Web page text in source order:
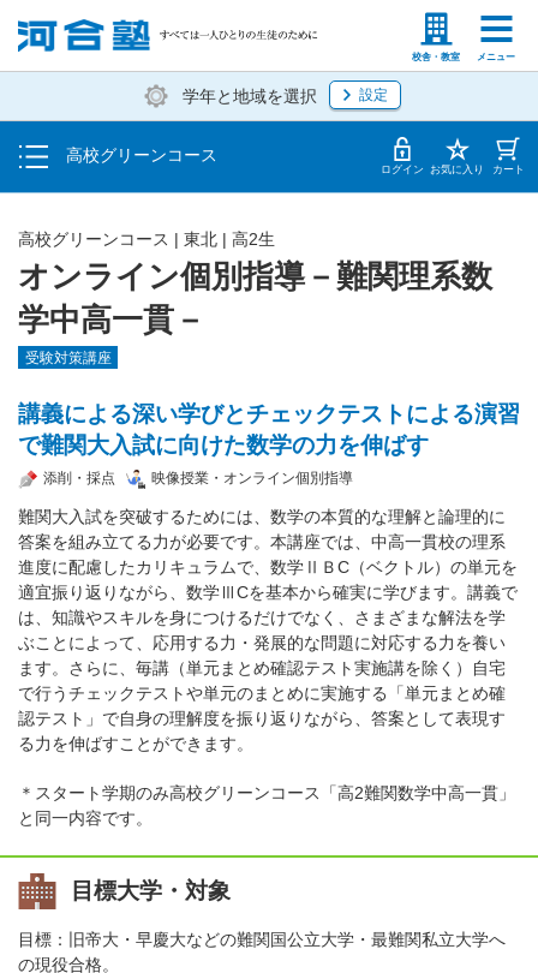
校舎・教室 メニュー
塾生の方 高等学校の先生
学年と地域を選択 設定
高校グリーンコース
学費の仕組み・支払方法
受講開始までの流れ
校舎・教室一覧 ログイン お気に入り カート
高校グリーンコース | 東北 | 高2生
オンライン個別指導－難関理系数
学中高一貫－
受験対策講座
講義による深い学びとチェックテストによる演習
で難関大入試に向けた数学の力を伸ばす
添削・採点 映像授業・オンライン個別指導
難関大入試を突破するためには、数学の本質的な理解と論理的に
答案を組み立てる力が必要です。本講座では、中高一貫校の理系
進度に配慮したカリキュラムで、数学ⅡＢC（ベクトル）の単元を
適宜振り返りながら、数学ⅢCを基本から確実に学びます。講義で
は、知識やスキルを身につけるだけでなく、さまざまな解法を学
ぶことによって、応用する力・発展的な問題に対応する力を養い
ます。さらに、毎講（単元まとめ確認テスト実施講を除く）自宅
で行うチェックテストや単元のまとめに実施する「単元まとめ確
認テスト」で自身の理解度を振り返りながら、答案として表現す
る力を伸ばすことができます。
＊スタート学期のみ高校グリーンコース「高2難関数学中高一貫」
と同一内容です。
目標大学・対象
目標：旧帝大・早慶大などの難関国公立大学・最難関私立大学へ
の現役合格。